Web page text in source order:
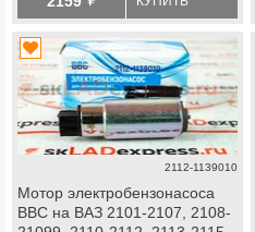
2112-1139010
Мотор электробензонасоса
ВВС на ВАЗ 2101-2107, 2108-